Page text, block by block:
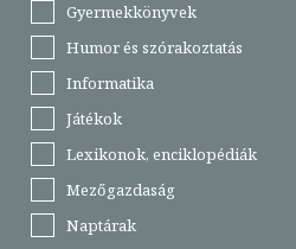
Gyermekkönyvek
Humor és szórakoztatás
Informatika
Játékok
Lexikonok, enciklopédiák
Mezőgazdaság
Naptárak